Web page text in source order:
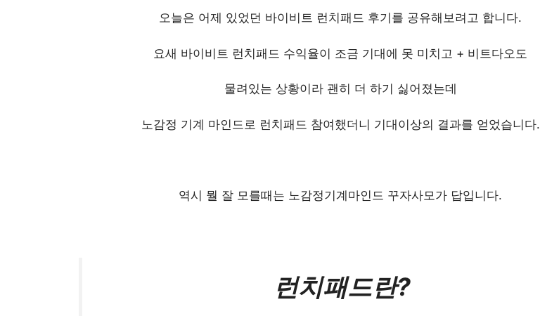
오늘은 어제 있었던 바이비트 런치패드 후기를 공유해보려고 합니다.
요새 바이비트 런치패드 수익율이 조금 기대에 못 미치고 + 비트다오도
물려있는 상황이라 괜히 더 하기 싫어졌는데
노감정 기계 마인드로 런치패드 참여했더니 기대이상의 결과를 얻었습니다.
역시 뭘 잘 모를때는 노감정기계마인드 꾸자사모가 답입니다.
런치패드란?